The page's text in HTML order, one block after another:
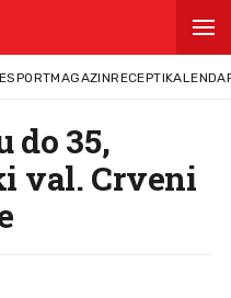
SPORTMAGAZINRECEPTI
do 35,
val. Crveni